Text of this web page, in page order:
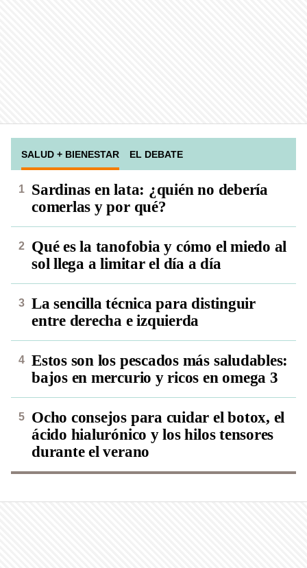
SALUD + BIENESTAR EL DEBATE
Sardinas en lata: ¿quién no debería
comerlas y por qué?
Qué es la tanofobia y cómo el miedo al
sol llega a limitar el día a día
La sencilla técnica para distinguir
entre derecha e izquierda
Estos son los pescados más saludables:
bajos en mercurio y ricos en omega 3
Ocho consejos para cuidar el botox, el
ácido hialurónico y los hilos tensores
durante el verano